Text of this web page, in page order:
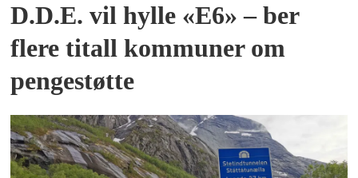
D.D.E. vil hylle «E6» – ber
flere titall kommuner om
pengestøtte